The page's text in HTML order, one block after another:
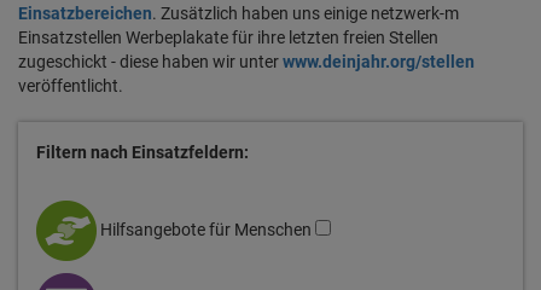
Einsatzbereichen. Zusätzlich haben uns einige netzwerk-m
Einsatzstellen Werbeplakate für ihre letzten freien Stellen
zugeschickt - diese haben wir unterwww.deinjahr.org/stellen
veröffentlicht.
Filtern nach Einsatzfeldern:
Hilfsangebote für Menschen